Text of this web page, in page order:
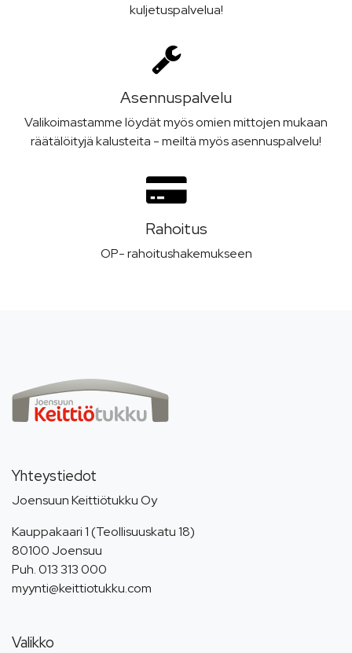
kuljetuspalvelua!
Asennus­palvelu
Valikoimastamme löydät myös omien mittojen mukaan
räätälöityjä kalusteita - meiltä myös asennuspalvelu!
Rahoitus
OP- rahoitushakemukseen
Yhteystiedot
Joensuun Keittiötukku Oy
Kauppakaari 1 (Teollisuuskatu 18)
80100 Joensuu
Puh.013 313 000
myynti@keittiotukku.com
Valikko